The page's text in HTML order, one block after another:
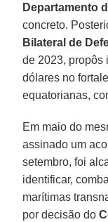
Departamento
concreto.
Bilateral de
de 2023, propôs
dólares no
equatorianas,
Em maio do
assinado um
setembro, foi
identificar,
marítimas
por decisão do